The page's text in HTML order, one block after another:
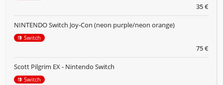
35 €
75 €
NINTENDO Switch Joy-Con (neon purple/neon orange)
Switch
Scott Pilgrim EX - Nintendo Switch
Switch